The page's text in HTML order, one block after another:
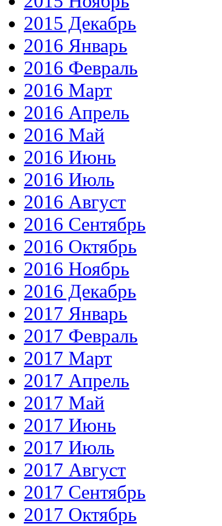
2015 Декабрь
2016 Январь
2016 Февраль
2016 Март
2016 Апрель
2016 Май
2016 Июнь
2016 Июль
2016 Август
2016 Сентябрь
2016 Октябрь
2016 Ноябрь
2016 Декабрь
2017 Январь
2017 Февраль
2017 Март
2017 Апрель
2017 Май
2017 Июнь
2017 Июль
2017 Август
2017 Сентябрь
2017 Октябрь